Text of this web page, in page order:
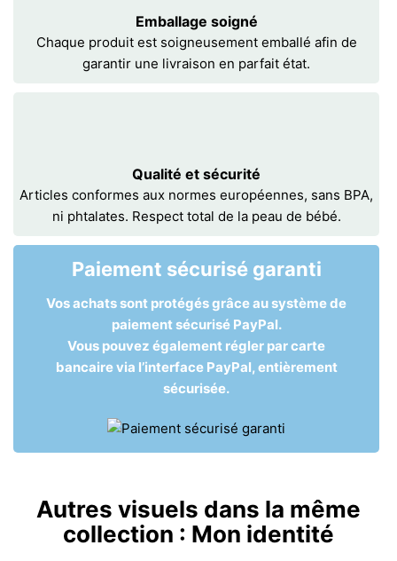
Emballage soigné
Chaque produit est soigneusement emballé afin de
garantir une livraison en parfait état.
Qualité et sécurité
Articles conformes aux normes européennes, sans BPA,
ni phtalates. Respect total de la peau de bébé.
Paiement sécurisé garanti
Vos achats sont protégés grâce au système de
paiement sécurisé PayPal.
Vous pouvez également régler par carte
bancaire via l’interface PayPal, entièrement
sécurisée.
Autres visuels dans la même
collection : Mon identité